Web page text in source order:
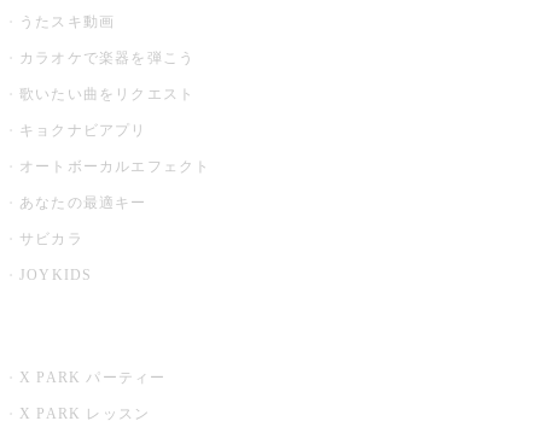
うたスキ動画
カラオケで楽器を弾こう
歌いたい曲をリクエスト
キョクナビアプリ
オートボーカルエフェクト
あなたの最適キー
サビカラ
JOYKIDS
X PARK パーティー
X PARK レッスン